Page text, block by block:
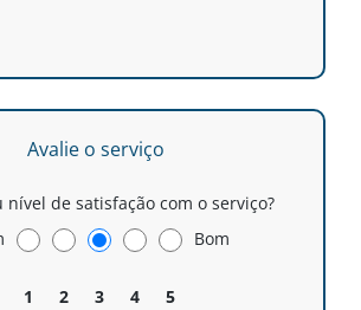
Avalie o serviço
nível de satisfação com o serviço?
1 2 3 4 5
Bom